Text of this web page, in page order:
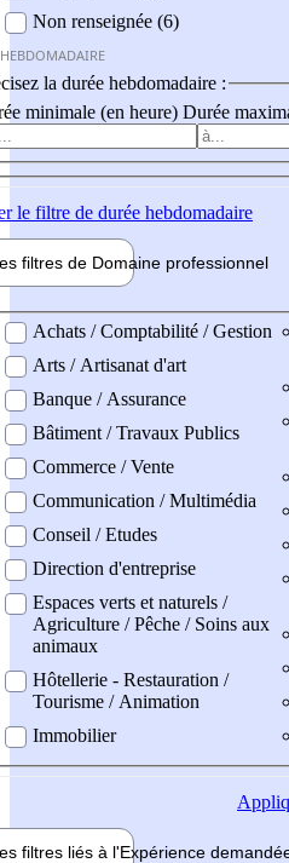
Non renseignée (6)
la durée hebdomadaire :
minimale (en heure) Durée
le filtre de durée hebdomadaire
filtres de Domaine professionnel
professionel
Achats / Comptabilité / Gestion
Arts / Artisanat d'art
Banque / Assurance
Bâtiment / Travaux Publics
Commerce / Vente
Communication / Multimédia
Conseil / Etudes
Direction d'entreprise
Espaces verts et naturels /
Agriculture / Pêche / Soins aux
animaux
Hôtellerie - Restauration /
Tourisme / Animation
Immobilier
filtres liés à l'Expérience